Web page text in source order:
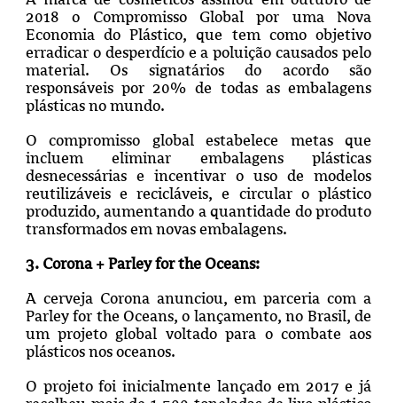
2018 o Compromisso Global por uma Nova
Economia do Plástico, que tem como objetivo
erradicar o desperdício e a poluição causados pelo
material. Os signatários do acordo são
responsáveis por 20% de todas as embalagens
plásticas no mundo.
O compromisso global estabelece metas que
incluem eliminar embalagens plásticas
desnecessárias e incentivar o uso de modelos
reutilizáveis e recicláveis, e circular o plástico
produzido, aumentando a quantidade do produto
transformados em novas embalagens.
3. Corona + Parley for the Oceans:
A cerveja Corona anunciou, em parceria com a
Parley for the Oceans, o lançamento, no Brasil, de
um projeto global voltado para o combate aos
plásticos nos oceanos.
O projeto foi inicialmente lançado em 2017 e já